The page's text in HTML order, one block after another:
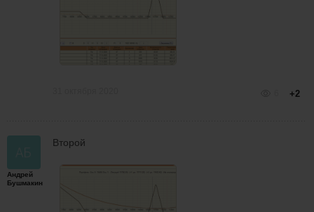
+2
Андрей
Бушмакин
Второй